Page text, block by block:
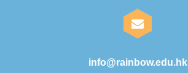
info@rainbow.edu.hk